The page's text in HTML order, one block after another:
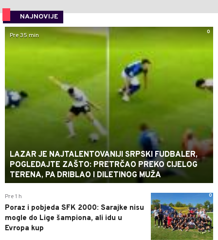
NAJNOVIJE
0
Pre 35 min
LAZAR JE NAJTALENTOVANIJI SRPSKI FUDBALER,
POGLEDAJTE ZAŠTO: PRETRČAO PREKO CIJELOG
TERENA, PA DRIBLAO I DILETINOG MUŽA
0
Pre 1 h
Poraz i pobjeda SFK 2000: Sarajke nisu
mogle do Lige šampiona, ali idu u
Evropa kup